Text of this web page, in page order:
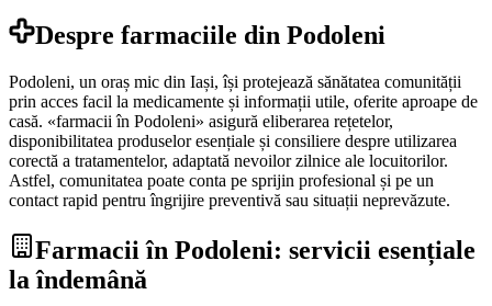
Despre farmaciile din Podoleni
Podoleni, un oraș mic din Iași, își protejează sănătatea comunității
prin acces facil la medicamente și informații utile, oferite aproape de
casă. «farmacii în Podoleni» asigură eliberarea rețetelor,
disponibilitatea produselor esențiale și consiliere despre utilizarea
corectă a tratamentelor, adaptată nevoilor zilnice ale locuitorilor.
Astfel, comunitatea poate conta pe sprijin profesional și pe un
contact rapid pentru îngrijire preventivă sau situații neprevăzute.
Farmacii în Podoleni: servicii esențiale
la îndemână